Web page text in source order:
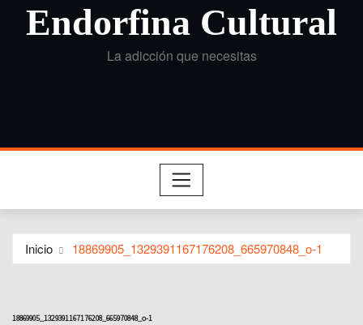
Endorfina Cultural
La adicción que necesitas
Inicio 18869905_1329391167176208_665970848_o-1
18869905_1329391167176208_665970848_o-1